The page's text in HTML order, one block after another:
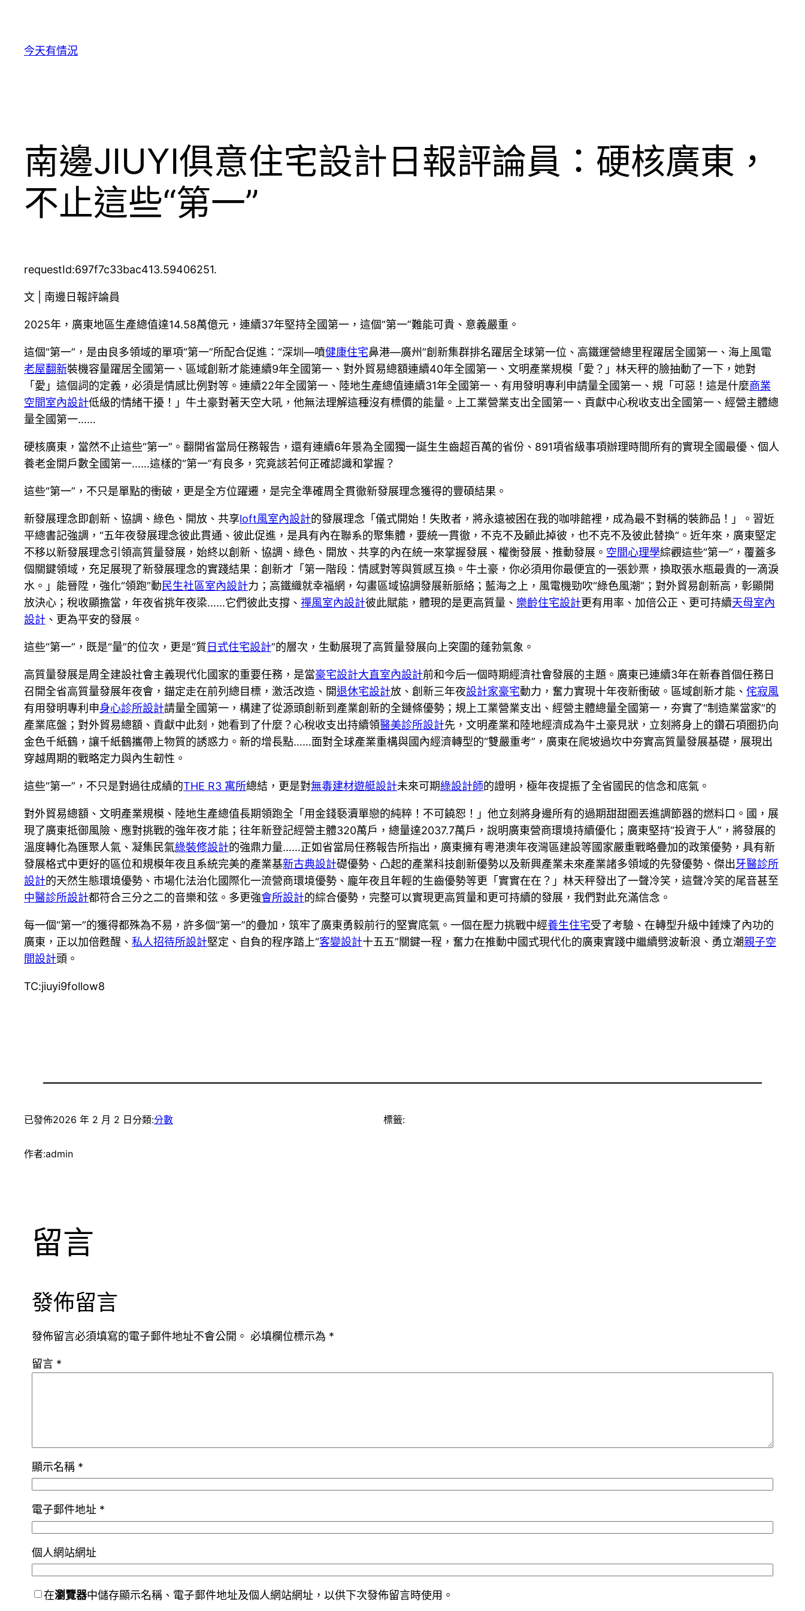
今天有情況
南邊JIUYI俱意住宅設計日報評論員：硬核廣東，
不止這些“第一”
requestId:697f7c33bac413.59406251.
文 | 南邊日報評論員
2025年，廣東地區生產總值達14.58萬億元，連續37年堅持全國第一，這個“第一”難能可貴、意義嚴重。
這個“第一”，是由良多領域的單項“第一”所配合促進：“深圳—噴健康住宅鼻港—廣州”創新集群排名躍居全球第一位、高鐵運營總里程躍居全國第一、海上風電
老屋翻新裝機容量躍居全國第一、區域創新才能連續9年全國第一、對外貿易總額連續40年全國第一、文明產業規模「愛？」林天秤的臉抽動了一下，她對
「愛」這個詞的定義，必須是情感比例對等。連續22年全國第一、陸地生產總值連續31年全國第一、有用發明專利申請量全國第一、規「可惡！這是什麼商業
空間室內設計低級的情緒干擾！」牛土豪對著天空大吼，他無法理解這種沒有標價的能量。上工業營業支出全國第一、貢獻中心稅收支出全國第一、經營主體總
量全國第一……
硬核廣東，當然不止這些“第一”。翻開省當局任務報告，還有連續6年景為全國獨一誕生生齒超百萬的省份、891項省級事項辦理時間所有的實現全國最優、個人
養老金開戶數全國第一……這樣的“第一”有良多，究竟該若何正確認識和掌握？
這些“第一”，不只是單點的衝破，更是全方位躍遷，是完全準確周全貫徹新發展理念獲得的豐碩結果。
新發展理念即創新、協調、綠色、開放、共享loft風室內設計的發展理念「儀式開始！失敗者，將永遠被困在我的咖啡館裡，成為最不對稱的裝飾品！」。習近
平總書記強調，“五年夜發展理念彼此貫通、彼此促進，是具有內在聯系的聚集體，要統一貫徹，不克不及顧此掉彼，也不克不及彼此替換”。近年來，廣東堅定
不移以新發展理念引領高質量發展，始終以創新、協調、綠色、開放、共享的內在統一來掌握發展、權衡發展、推動發展。 空間心理學綜觀這些“第一”，覆蓋多
個關鍵領域，充足展現了新發展理念的實踐結果：創新才「第一階段：情感對等與質感互換。牛土豪，你必須用你最便宜的一張鈔票，換取張水瓶最貴的一滴淚
水。」能晉陞，強化“領跑”動民生社區室內設計力；高鐵織就幸福網，勾畫區域協調發展新脈絡；藍海之上，風電機勁吹“綠色風潮”；對外貿易創新高，彰顯開
放決心；稅收顯擔當，年夜省挑年夜梁……它們彼此支撐、 禪風室內設計彼此賦能，體現的是更高質量、 樂齡住宅設計更有用率、加倍公正、更可持續天母室內
設計 、更為平安的發展。
這些“第一”，既是“量”的位次，更是“質 日式住宅設計”的層次，生動展現了高質量發展向上突圍的蓬勃氣象。
高質量發展是周全建設社會主義現代化國家的重要任務，是當豪宅設計大直室內設計前和今后一個時期經濟社會發展的主題。廣東已連續3年在新春首個任務日
召開全省高質量發展年夜會，錨定走在前列總目標，激活改造、開退休宅設計放、創新三年夜設計家豪宅動力，奮力實現十年夜新衝破。區域創新才能、 侘寂風
有用發明專利申身心診所設計請量全國第一，構建了從源頭創新到產業創新的全鏈條優勢；規上工業營業支出、經營主體總量全國第一，夯實了“制造業當家”的
產業底盤；對外貿易總額、貢獻中此刻，她看到了什麼？心稅收支出持續領醫美診所設計先，文明產業和陸地經濟成為牛土豪見狀，立刻將身上的鑽石項圈扔向
金色千紙鶴，讓千紙鶴攜帶上物質的誘惑力。新的增長點……面對全球產業重構與國內經濟轉型的“雙嚴重考”，廣東在爬坡過坎中夯實高質量發展基礎，展現出
穿越周期的戰略定力與內生韌性。
這些“第一”，不只是對過往成績的THE R3 寓所總結，更是對無毒建材遊艇設計未來可期綠設計師的證明，極年夜提振了全省國民的信念和底氣。
對外貿易總額、文明產業規模、陸地生產總值長期領跑全「用金錢褻瀆單戀的純粹！不可饒恕！」他立刻將身邊所有的過期甜甜圈丟進調節器的燃料口。國，展
現了廣東抵御風險、應對挑戰的強年夜才能；往年新登記經營主體320萬戶，總量達2037.7萬戶，說明廣東營商環境持續優化；廣東堅持“投資于人”，將發展的
溫度轉化為匯聚人氣、凝集民氣綠裝修設計的強鼎力量……正如省當局任務報告所指出，廣東擁有粵港澳年夜灣區建設等國家嚴重戰略疊加的政策優勢，具有新
發展格式中更好的區位和規模年夜且系統完美的產業基新古典設計礎優勢、凸起的產業科技創新優勢以及新興產業未來產業諸多領域的先發優勢、傑出牙醫診所
設計的天然生態環境優勢、市場化法治化國際化一流營商環境優勢、龐年夜且年輕的生齒優勢等更「實實在在？」林天秤發出了一聲冷笑，這聲冷笑的尾音甚至
中醫診所設計都符合三分之二的音樂和弦。多更強會所設計的綜合優勢，完整可以實現更高質量和更可持續的發展，我們對此充滿信念。
每一個“第一”的獲得都殊為不易，許多個“第一”的疊加，筑牢了廣東勇毅前行的堅實底氣。一個在壓力挑戰中經養生住宅受了考驗、在轉型升級中錘煉了內功的
廣東，正以加倍甦醒、 私人招待所設計堅定、自負的程序踏上“客變設計十五五”關鍵一程，奮力在推動中國式現代化的廣東實踐中繼續劈波斬浪、勇立潮親子空
間設計頭。
TC:jiuyi9follow8
已發佈2026 年 2 月 2 日 分類:分數
作者:admin
標籤:
留言
發佈留言
發佈留言必須填寫的電子郵件地址不會公開。 必填欄位標示為 *
留言 *
顯示名稱 *
電子郵件地址 *
個人網站網址
在瀏覽器中儲存顯示名稱、電子郵件地址及個人網站網址，以供下次發佈留言時使用。